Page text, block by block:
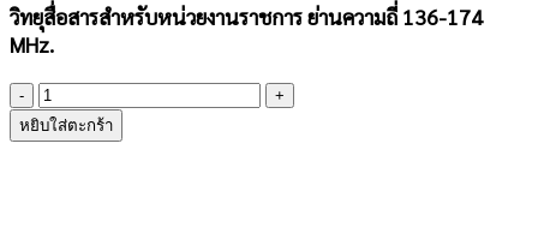
วิทยุสื่อสารสำหรับหน่วยงานราชการ ย่านความถี่ 136-174
MHz.
จำนวน
Vertex
Standard
หยิบใส่ตะกร้า